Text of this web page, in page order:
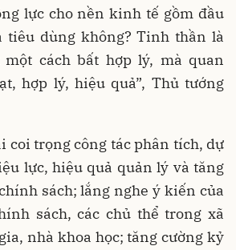
lực cho nền kinh tế gồm đầu
tiêu dùng không? Tinh thần là
cách bất hợp lý, mà quan
hợp lý, hiệu quả”, Thủ tướng
coi trọng công tác phân tích, dự
lực, hiệu quả quản lý và tăng
sách; lắng nghe ý kiến của
sách, các chủ thể trong xã
nhà khoa học; tăng cường kỷ